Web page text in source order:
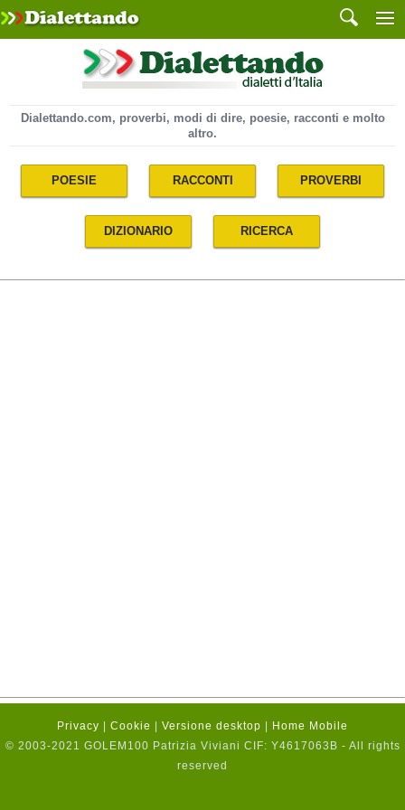
Dialettando.com, proverbi, modi di dire, poesie, racconti e molto
altro.
POESIE RACCONTI PROVERBI
DIZIONARIO RICERCA
Privacy Cookie Versione desktop
Home Mobile
© 2003-2021 GOLEM100 Patrizia Viviani CIF: Y4617063B - All rights
reserved